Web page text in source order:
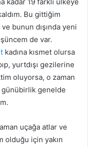
Bu gittiğim
bunun dışında yeni
de var.
kadına kısmet olursa
yurtdışı gezilerine
oluyorsa, o zaman
genelde
uçağa atlar ve
olduğu için yakın